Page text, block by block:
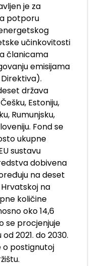
je za
potporu
učinkovitosti
članicama
emisijama
država
Estoniju,
Rumunjsku,
Fond se
ukupne
sustavu
dobivena
na deset
na
količine
oko 14,6
se procjenjuje
2021. do 2030.
o postignutoj